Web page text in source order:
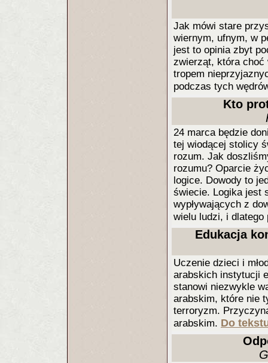
Jak mówi stare
wiernym, ufnym, w
jest to opinia zbyt
zwierząt, która choć
tropem
podczas tych
Kto
24 marca będzie
tej wiodącej stolicy
rozum. Jak
rozumu? Oparcie
logice. Dowody to
świecie. Logika jest
wypływających z
wielu ludzi, i
Edukacja
Uczenie dzieci i
arabskich instytucji
stanowi niezwykle
arabskim, które nie
terroryzm.
arabskim. Do